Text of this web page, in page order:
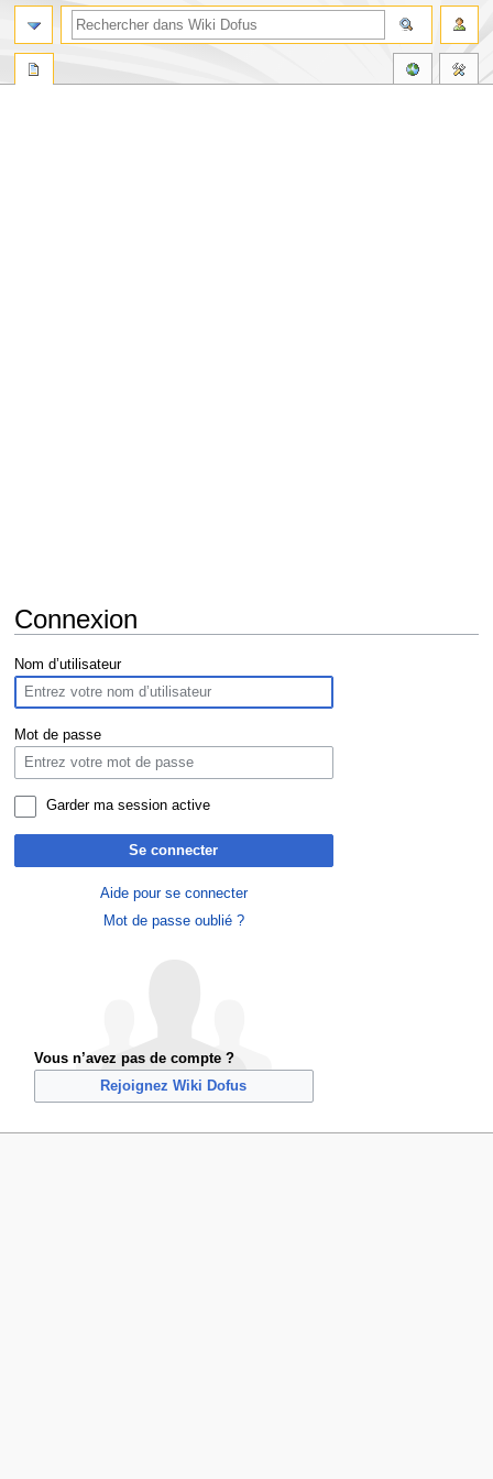
Connexion
Aller
la
navigation
Aller
la
recherche
Nom d’utilisateur
Mot de passe
Garder ma session active
Se connecter
Aide pour se connecter
Mot de passe oublié ?
Vous n’avez pas de compte ?
Rejoignez Wiki Dofus